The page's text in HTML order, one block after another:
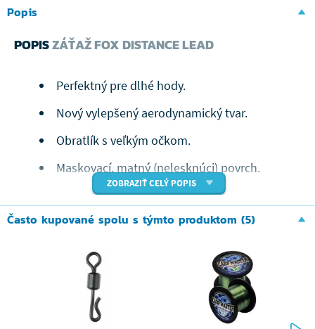
Popis
POPISZÁŤAŽ FOX DISTANCE LEAD
Perfektný pre dlhé hody.
Nový vylepšený aerodynamický tvar.
Obratlík s veľkým očkom.
Maskovací, matný (nelesknúci) povrch.
K dostaniu vo veľkostiach 3oz/85g až
5oz/142g s prírutkom 0,5oz/14g.
ZOBRAZIŤ CELÝ POPIS
Často kupované spolu s týmto produktom (5)